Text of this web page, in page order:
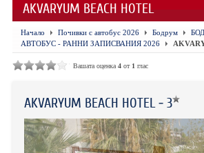
ЕКСКУРЗИИ САМОЛЕТ
ЕКСКУРЗИИ АВТОБУС
БЪЛГАРИЯ
ХОТЕЛИ В ТУРЦИЯ
ТУРЦИЯ С КОЛА
AKVARYUM BEACH HOTEL
Начало Почивки с автобус 2026 Бодрум
АВТОБУС - РАННИ ЗАПИСВАНИЯ 2026
Вашата оценка 4от 1 глас
AKVARYUM BEACH HOTEL - 3